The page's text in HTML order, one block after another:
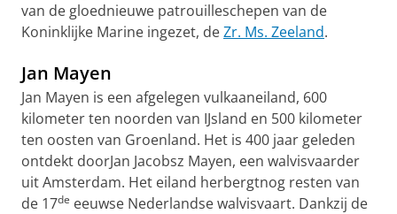
van de gloednieuwe patrouilleschepen van de
Koninklijke Marine ingezet, deZr. Ms. Zeeland.
Jan Mayen
Jan Mayen is een afgelegen vulkaaneiland, 600
kilometer ten noorden van IJsland en 500 kilometer
ten oosten van Groenland. Het is 400 jaar geleden
ontdekt doorJan Jacobsz Mayen, een walvisvaarder
uit Amsterdam. Het eiland herbergtnog resten van
de 17de eeuwse Nederlandse walvisvaart. Dankzij de